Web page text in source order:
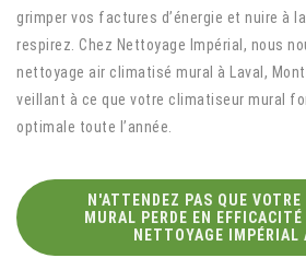
grimper vos factures d’énergie et nuire à
respirez. Chez Nettoyage Impérial, nous
nettoyage air climatisé mural à Laval,
veillant à ce que votre climatiseur mural
optimale toute l’année.
N'ATTENDEZ PAS QUE
MURAL PERDE EN
NETTOYAGE IMPÉRIAL